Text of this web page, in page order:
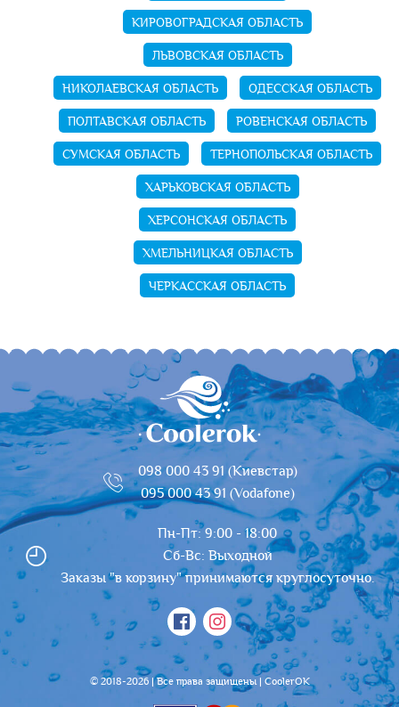
КИРОВОГРАДСКАЯ ОБЛАСТЬ
ЛЬВОВСКАЯ ОБЛАСТЬ
НИКОЛАЕВСКАЯ ОБЛАСТЬ
ОДЕССКАЯ ОБЛАСТЬ
ПОЛТАВСКАЯ ОБЛАСТЬ
РОВЕНСКАЯ ОБЛАСТЬ
СУМСКАЯ ОБЛАСТЬ
ТЕРНОПОЛЬСКАЯ ОБЛАСТЬ
ХАРЬКОВСКАЯ ОБЛАСТЬ
ХЕРСОНСКАЯ ОБЛАСТЬ
ХМЕЛЬНИЦКАЯ ОБЛАСТЬ
ЧЕРКАССКАЯ ОБЛАСТЬ
098 000 43 91 (Киевстар)
095 000 43 91 (Vodafone)
Пн-Пт: 9:00 - 18:00
Сб-Вс: Выходной
Заказы "в корзину" принимаются круглосуточно.
© 2018-2026 | Все права защищены | CoolerOK